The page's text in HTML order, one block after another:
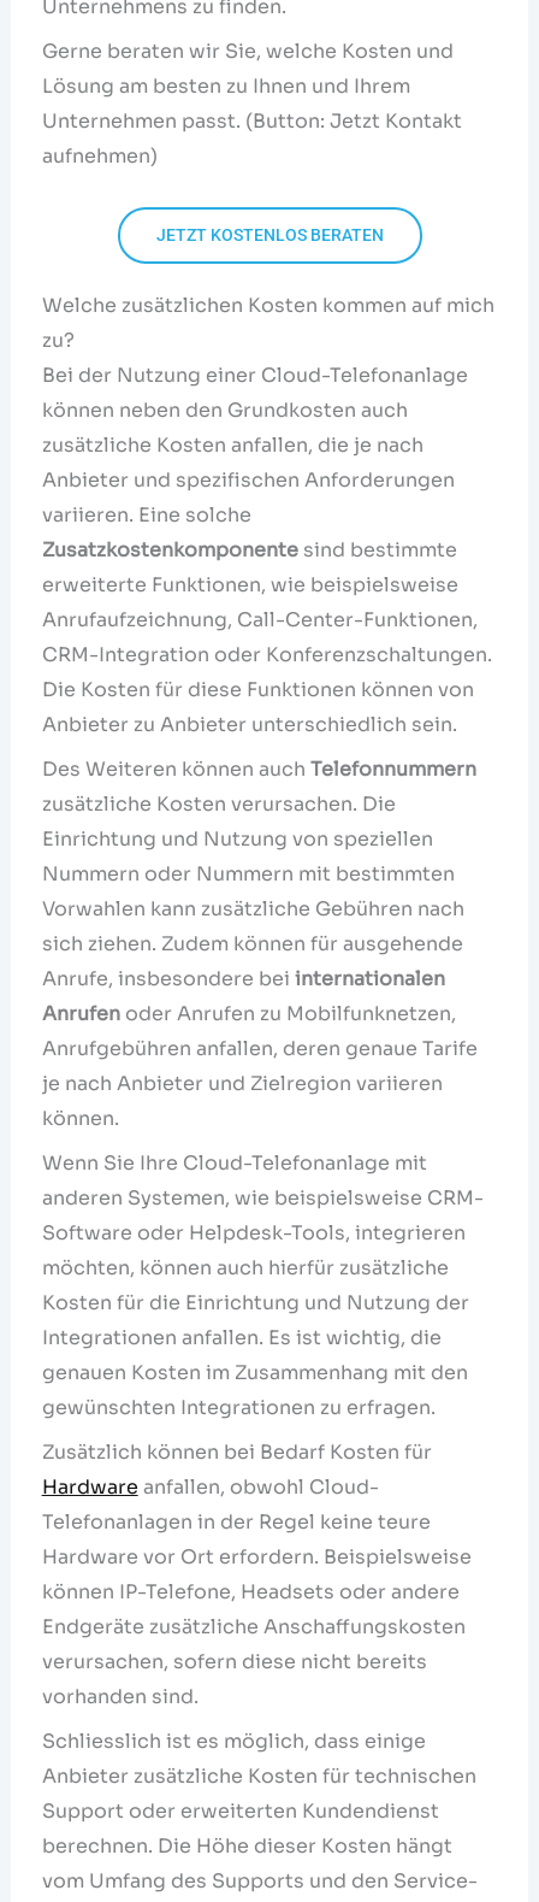
Unternehmens zu finden.
Gerne beraten wir Sie, welche Kosten und
Lösung am besten zu Ihnen und Ihrem
Unternehmen passt. (Button: Jetzt Kontakt
aufnehmen)
JETZT KOSTENLOS BERATEN
Welche zusätzlichen Kosten kommen auf mich
zu?
Bei der Nutzung einer Cloud-Telefonanlage
können neben den Grundkosten auch
zusätzliche Kosten anfallen, die je nach
Anbieter und spezifischen Anforderungen
variieren. Eine solche
Zusatzkostenkomponentesind bestimmte
erweiterte Funktionen, wie beispielsweise
Anrufaufzeichnung, Call-Center-Funktionen,
CRM-Integration oder Konferenzschaltungen.
Die Kosten für diese Funktionen können von
Anbieter zu Anbieter unterschiedlich sein.
Des Weiteren können auch Telefonnummern
zusätzliche Kosten verursachen. Die
Einrichtung und Nutzung von speziellen
Nummern oder Nummern mit bestimmten
Vorwahlen kann zusätzliche Gebühren nach
sich ziehen. Zudem können für ausgehende
Anrufe, insbesondere bei internationalen
Anrufenoder Anrufen zu Mobilfunknetzen,
Anrufgebühren anfallen, deren genaue Tarife
je nach Anbieter und Zielregion variieren
können.
Wenn Sie Ihre Cloud-Telefonanlage mit
anderen Systemen, wie beispielsweise CRM-
Software oder Helpdesk-Tools, integrieren
möchten, können auch hierfür zusätzliche
Kosten für die Einrichtung und Nutzung der
Integrationen anfallen. Es ist wichtig, die
genauen Kosten im Zusammenhang mit den
gewünschten Integrationen zu erfragen.
Zusätzlich können bei Bedarf Kosten für
Hardware anfallen, obwohl Cloud-
Telefonanlagen in der Regel keine teure
Hardware vor Ort erfordern. Beispielsweise
können IP-Telefone, Headsets oder andere
Endgeräte zusätzliche Anschaffungskosten
verursachen, sofern diese nicht bereits
vorhanden sind.
Schliesslich ist es möglich, dass einige
Anbieter zusätzliche Kosten für technischen
Support oder erweiterten Kundendienst
berechnen. Die Höhe dieser Kosten hängt
vom Umfang des Supports und den Service-